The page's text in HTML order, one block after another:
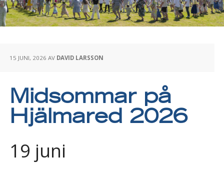
15 JUNI, 2026 AV DAVID LARSSON
Midsommar på
Hjälmared 2026
19 juni